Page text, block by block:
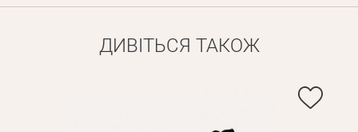
ДИВІТЬСЯ ТАКОЖ
Вам на пошту буде відправлено лист з посиланням для